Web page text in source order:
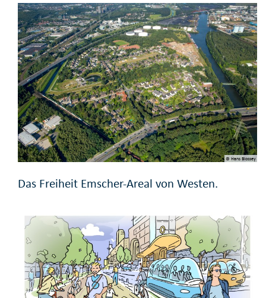
© Hans Blossey
Das Freiheit Emscher-Areal von Westen.